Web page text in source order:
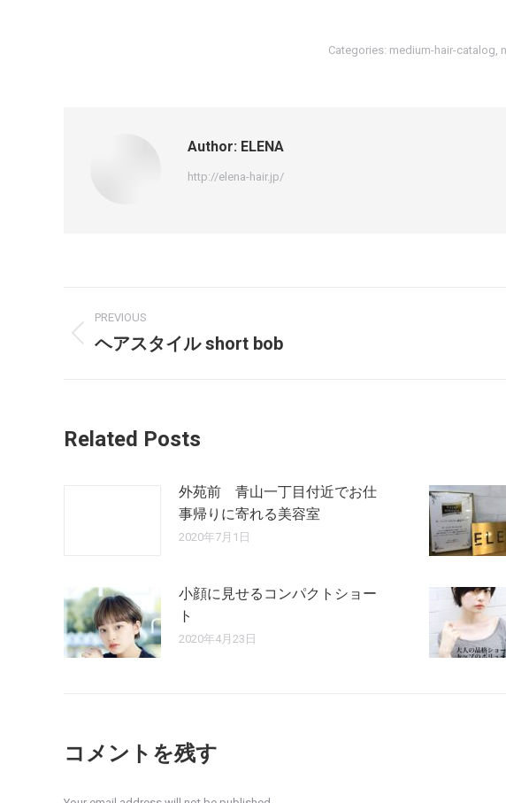
Categories: medium-hair-catalog
Author: ELENA
http://elena-hair.jp/
PREVIOUS
ヘアスタイル short bob
Related Posts
外苑前 青山一丁目付近でお仕
事帰りに寄れる美容室
2020年7月1日
小顔に見せるコンパクトショー
ト
2020年4月23日
コメントを残す